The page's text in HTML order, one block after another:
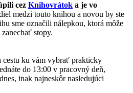
cez Knihovrátok a je vo
medzi touto knihou a novou by ste
sme označili nálepkou, ktorá môže
stopy.
cestu ku vám vybrať prakticky
do 13:00 v pracovný deň,
inak najneskôr nasledujúci